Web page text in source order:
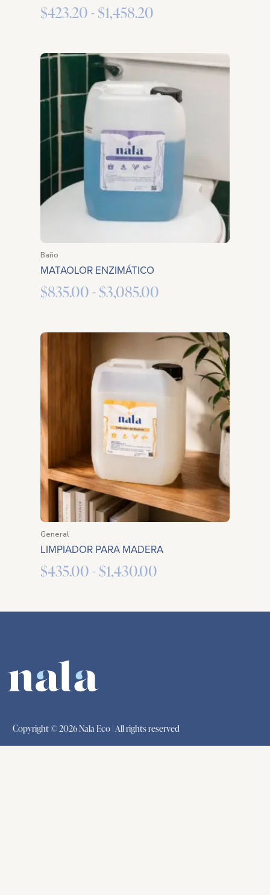
$423.20-$1,458.20
Baño
MATAOLOR ENZIMÁTICO
$835.00-$3,085.00
Rango
de
precios:
$835.00
hasta
$3,085.00
General
LIMPIADOR PARA MADERA
$435.00-$1,430.00
Rango
de
precios:
desde
$435.00
$1,430.00
Copyright © 2026 Nala Eco | All rights reserved